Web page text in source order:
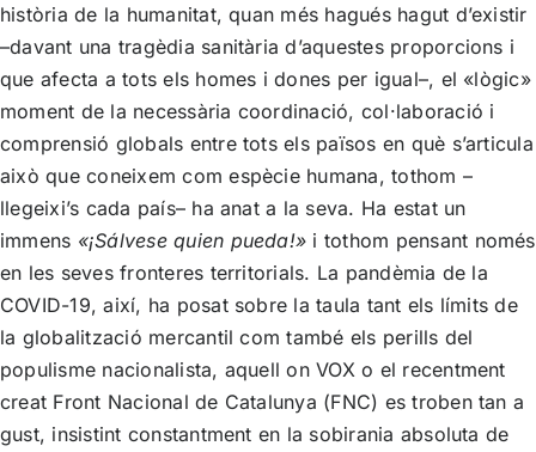
història de la humanitat, quan més hagués hagut d’existir
–davant una tragèdia sanitària d’aquestes proporcions i
que afecta a tots els homes i dones per igual–, el «lògic»
moment de la necessària coordinació, col·laboració i
comprensió globals entre tots els països en què s’articula
això que coneixem com espècie humana, tothom –
llegeixi’s cada país– ha anat a la seva. Ha estat un
immens «¡Sálvese quien pueda!» i tothom pensant només
en les seves fronteres territorials. La pandèmia de la
COVID-19, així, ha posat sobre la taula tant els límits de
la globalització mercantil com també els perills del
populisme nacionalista, aquell on VOX o el recentment
creat Front Nacional de Catalunya (FNC) es troben tan a
gust, insistint constantment en la sobirania absoluta de